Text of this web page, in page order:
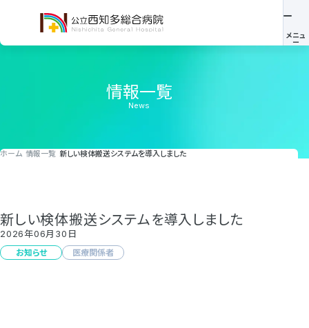
情報一覧
News
ホーム 情報一覧 新しい検体搬送システムを導入しました
新しい検体搬送システムを導入しました
2026年06月30日
お知らせ 医療関係者